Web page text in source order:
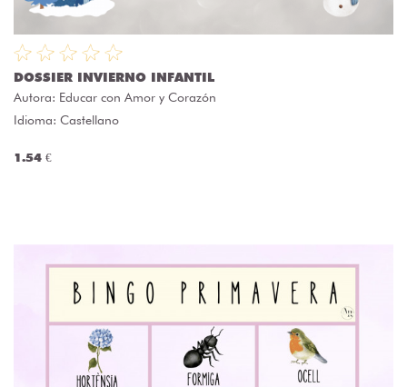
DOSSIER INVIERNO INFANTIL
Autora: Educar con Amor y Corazón
Idioma: Castellano
1.54 €